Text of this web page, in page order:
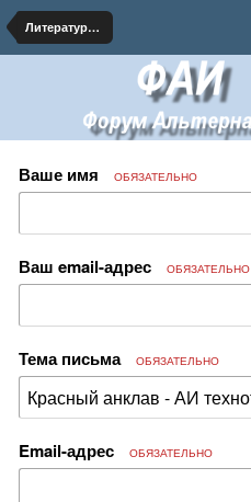
Литературная мастерская - АИ тексты на форуме
Ваше имя ОБЯЗАТЕЛЬНО
Ваш email-адрес ОБЯЗАТЕЛЬНО
Тема письма ОБЯЗАТЕЛЬНО
Email-адрес ОБЯЗАТЕЛЬНО